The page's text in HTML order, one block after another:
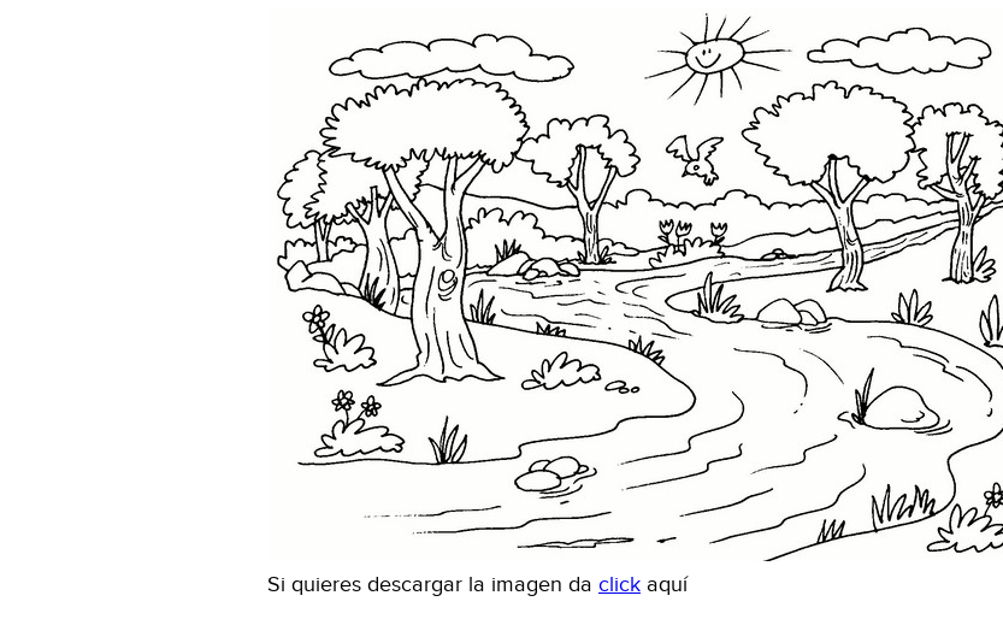
Si quieres descargar la imagen da click aquí